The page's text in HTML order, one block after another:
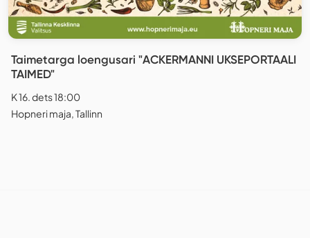
Taimetarga loengusari "ACKERMANNI UKSEPORTAALI
TAIMED"
K 16. dets 18:00
Hopneri maja, Tallinn